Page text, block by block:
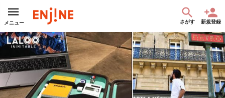
メニュー さがす 新規登録